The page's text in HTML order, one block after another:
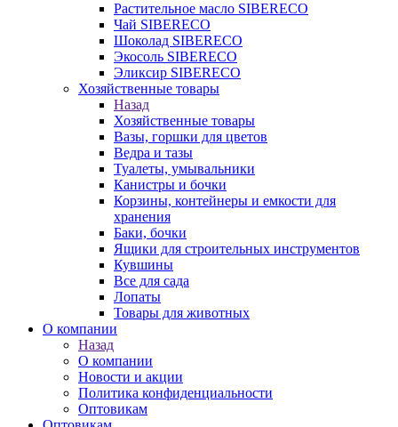
Растительное масло SIBERECO
Чай SIBERECO
Шоколад SIBERECO
Экосоль SIBERECO
Эликсир SIBERECO
Хозяйственные товары
Назад
Хозяйственные товары
Вазы, горшки для цветов
Ведра и тазы
Туалеты, умывальники
Канистры и бочки
Корзины, контейнеры и емкости для
хранения
Баки, бочки
Ящики для строительных инструментов
Кувшины
Все для сада
Лопаты
Товары для животных
О компании
Назад
О компании
Новости и акции
Политика конфиденциальности
Оптовикам